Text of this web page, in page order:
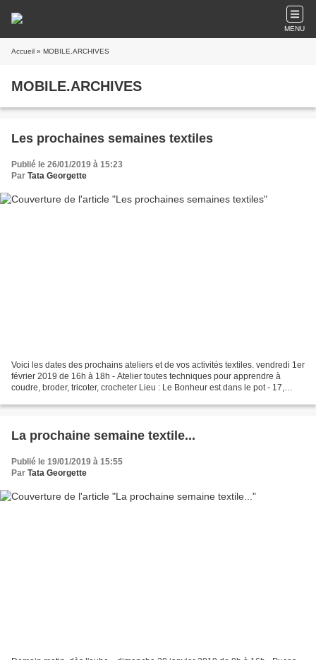
MENU
Accueil » MOBILE.ARCHIVES
MOBILE.ARCHIVES
Les prochaines semaines textiles
Publié le 26/01/2019 à 15:23
Par Tata Georgette
Voici les dates des prochains ateliers et de vos activités textiles. vendredi 1er
février 2019 de 16h à 18h - Atelier toutes techniques pour apprendre à
coudre, broder, tricoter, crocheter Lieu : Le Bonheur est dans le pot - 17,
La prochaine semaine textile...
Publié le 19/01/2019 à 15:55
Par Tata Georgette